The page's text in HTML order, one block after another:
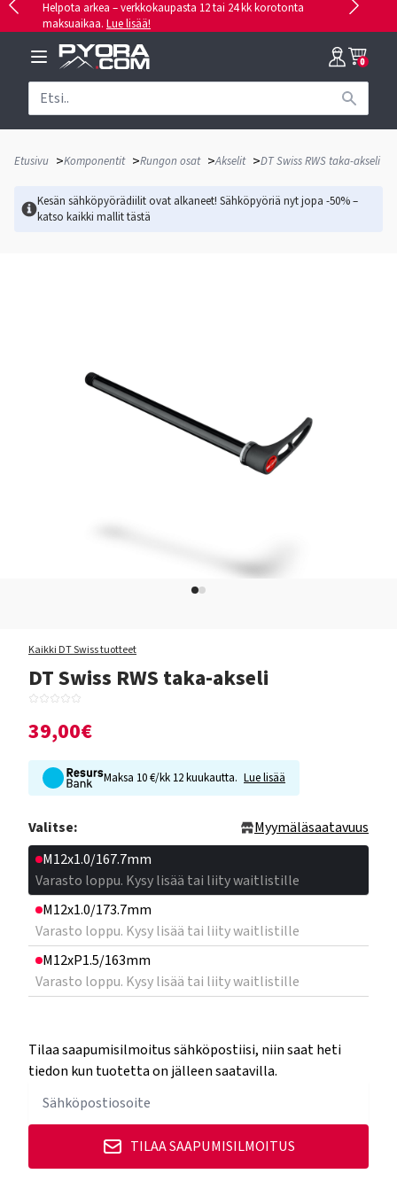
Helpota arkea – verkkokaupasta 12 tai 24 kk korotonta
maksuaikaa. Lue lisää!
0
Etusivu >Komponentit >Rungon osat >Akselit >DT Swiss RWS taka-akseli
Kesän sähköpyörädiilit ovat alkaneet! Sähköpyöriä nyt jopa -50% –
katso kaikki mallittästä
Kaikki DT Swiss tuotteet
DT Swiss RWS taka-akseli
39,00€
Maksa 10 €/kk 12 kuukautta. Lue lisää
Valitse:
Myymäläsaatavuus
M12x1.0/167.7mm
Varasto loppu. Kysy lisää tai liity waitlistille
M12x1.0/173.7mm
Varasto loppu. Kysy lisää tai liity waitlistille
M12xP1.5/163mm
Varasto loppu. Kysy lisää tai liity waitlistille
Tilaa saapumisilmoitus sähköpostiisi, niin saat heti
tiedon kun tuotetta on jälleen saatavilla.
TILAA SAAPUMISILMOITUS